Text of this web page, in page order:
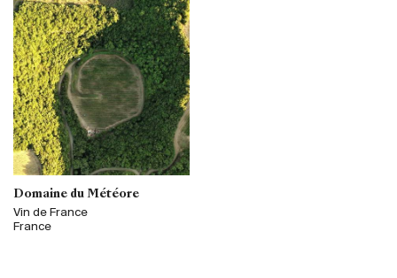
Domaine du Météore
Vin de France
France